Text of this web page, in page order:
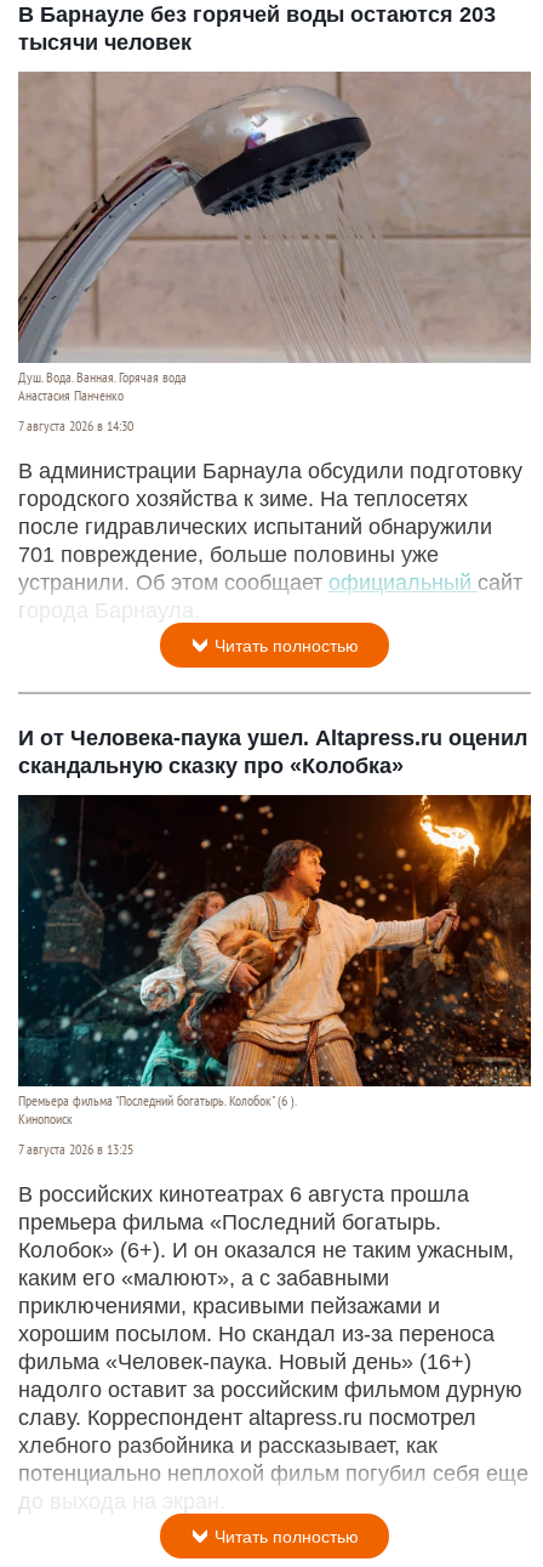
В Барнауле без горячей воды остаются 203
тысячи человек
Душ. Вода. Ванная. Горячая вода
Анастасия Панченко
7 августа 2026 в 14:30
В администрации Барнаула обсудили подготовку
городского хозяйства к зиме. На теплосетях
после гидравлических испытаний обнаружили
701 повреждение, больше половины уже
устранили. Об этом сообщает официальный сайт
города Барнаула.
Читать полностью
И от Человека-паука ушел. Altapress.ru оценил
скандальную сказку про «Колобка»
Премьера фильма "Последний богатырь. Колобок" (6 ).
Кинопоиск
7 августа 2026 в 13:25
В российских кинотеатрах 6 августа прошла
премьера фильма «Последний богатырь.
Колобок» (6+). И он оказался не таким ужасным,
каким его «малюют», а с забавными
приключениями, красивыми пейзажами и
хорошим посылом. Но скандал из-за переноса
фильма «Человек-паука. Новый день» (16+)
надолго оставит за российским фильмом дурную
славу. Корреспондент altapress.ru посмотрел
хлебного разбойника и рассказывает, как
потенциально неплохой фильм погубил себя еще
до выхода на экран.
Читать полностью